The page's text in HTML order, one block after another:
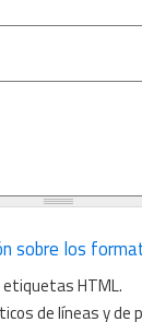
sobre los
HTML.
de líneas y de